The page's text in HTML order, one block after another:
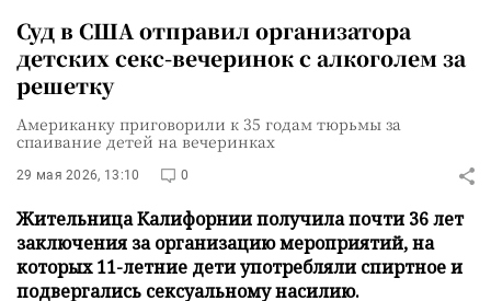
Суд в США отправил организатора
детских секс-вечеринок с алкоголем за
решетку
Американку приговорили к 35 годам тюрьмы за
спаивание детей на вечеринках
29 мая 2026, 13:10 0
Жительница Калифорнии получила почти 36 лет
заключения за организацию мероприятий, на
которых 11-летние дети употребляли спиртное и
подвергались сексуальному насилию.